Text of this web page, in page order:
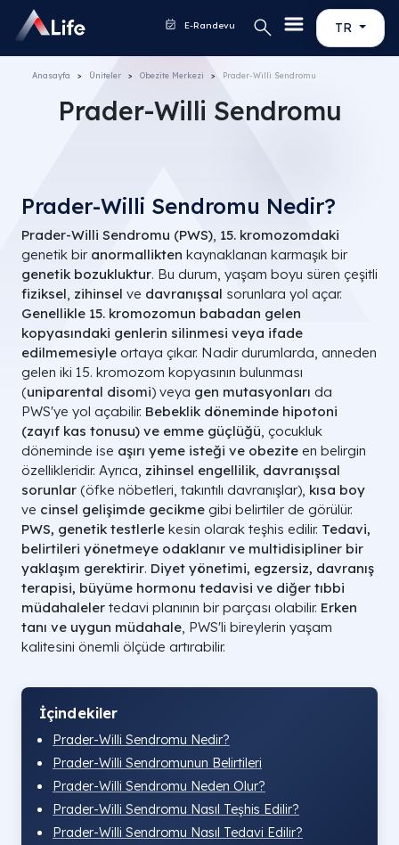
TR
E-Randevu
Anasayfa Üniteler Obezite Merkezi Prader-Willi Sendromu
Prader-Willi Sendromu
Prader-Willi Sendromu Nedir?
Prader-Willi Sendromu (PWS), 15. kromozomdaki
genetik bir anormallikten kaynaklanan karmaşık bir
genetik bozukluktur. Bu durum, yaşam boyu süren çeşitli
fiziksel, zihinsel ve davranışsal sorunlara yol açar.
Genellikle 15. kromozomun babadan gelen
kopyasındaki genlerin silinmesi veya ifade
edilmemesiyle ortaya çıkar. Nadir durumlarda, anneden
gelen iki 15. kromozom kopyasının bulunması
(uniparental disomi) veya gen mutasyonları da
PWS'ye yol açabilir. Bebeklik döneminde hipotoni
(zayıf kas tonusu) ve emme güçlüğü, çocukluk
döneminde ise aşırı yeme isteği ve obezite en belirgin
özellikleridir. Ayrıca, zihinsel engellilik, davranışsal
sorunlar (öfke nöbetleri, takıntılı davranışlar), kısa boy
ve cinsel gelişimde gecikme gibi belirtiler de görülür.
PWS, genetik testlerle kesin olarak teşhis edilir. Tedavi,
belirtileri yönetmeye odaklanır ve multidisipliner bir
yaklaşım gerektirir. Diyet yönetimi, egzersiz, davranış
terapisi, büyüme hormonu tedavisi ve diğer tıbbi
müdahaleler tedavi planının bir parçası olabilir. Erken
tanı ve uygun müdahale, PWS'li bireylerin yaşam
kalitesini önemli ölçüde artırabilir.
İçindekiler
Prader-Willi Sendromu Nedir?
Prader-Willi Sendromunun Belirtileri
Prader-Willi Sendromu Neden Olur?
Prader-Willi Sendromu Nasıl Teşhis Edilir?
Prader-Willi Sendromu Nasıl Tedavi Edilir?